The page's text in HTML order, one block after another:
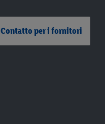
Contatto per i fornitori